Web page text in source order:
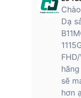
Thiết kế ánh
Thiết kế đồng bộ
giúp tạo cảm giác
biệt, lớp vỏ nhựa
không khác gì
người dùng có thể
Dạ
sẽ
hơn